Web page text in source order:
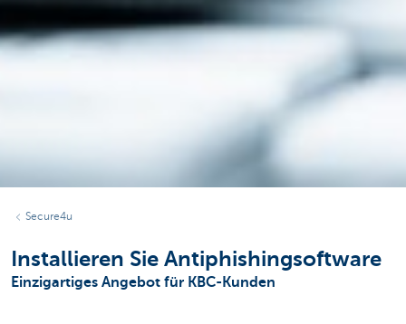
Secure4u
Installieren Sie Antiphishingsoftware
Einzigartiges Angebot für KBC-Kunden